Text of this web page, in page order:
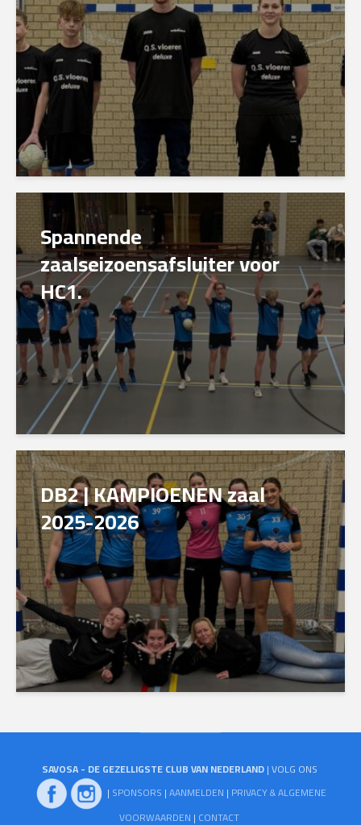
Spannende
zaalseizoensafsluiter voor
HC1.
DB2 | KAMPIOENEN zaal
2025-2026
SAVOSA - DE GEZELLIGSTE CLUB VAN NEDERLAND| VOLG ONS
| SPONSORS |AANMELDEN | PRIVACY & ALGEMENE
VOORWAARDEN | CONTACT